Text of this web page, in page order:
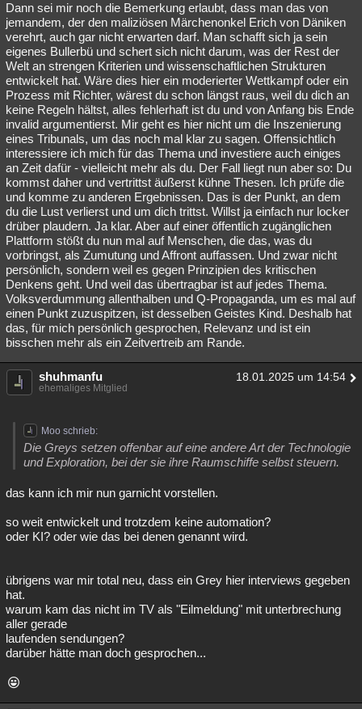
Dann sei mir noch die Bemerkung erlaubt, dass man das von
jemandem, der den maliziösen Märchenonkel Erich von Däniken
verehrt, auch gar nicht erwarten darf. Man schafft sich ja sein
eigenes Bullerbü und schert sich nicht darum, was der Rest der
Welt an strengen Kriterien und wissenschaftlichen Strukturen
entwickelt hat. Wäre dies hier ein moderierter Wettkampf oder ein
Prozess mit Richter, wärest du schon längst raus, weil du dich an
keine Regeln hältst, alles fehlerhaft ist du und von Anfang bis Ende
invalid argumentierst. Mir geht es hier nicht um die Inszenierung
eines Tribunals, um das noch mal klar zu sagen. Offensichtlich
interessiere ich mich für das Thema und investiere auch einiges
an Zeit dafür - vielleicht mehr als du. Der Fall liegt nun aber so: Du
kommst daher und vertrittst äußerst kühne Thesen. Ich prüfe die
und komme zu anderen Ergebnissen. Das is der Punkt, an dem
du die Lust verlierst und um dich trittst. Willst ja einfach nur locker
drüber plaudern. Ja klar. Aber auf einer öffentlich zugänglichen
Plattform stößt du nun mal auf Menschen, die das, was du
vorbringst, als Zumutung und Affront auffassen. Und zwar nicht
persönlich, sondern weil es gegen Prinzipien des kritischen
Denkens geht. Und weil das übertragbar ist auf jedes Thema.
Volksverdummung allenthalben und Q-Propaganda, um es mal auf
einen Punkt zuzuspitzen, ist desselben Geistes Kind. Deshalb hat
das, für mich persönlich gesprochen, Relevanz und ist ein
bisschen mehr als ein Zeitvertreib am Rande.
shuhmanfu 18.01.2025 um 14:54
ehemaliges Mitglied
Moo schrieb:
Die Greys setzen offenbar auf eine andere Art der Technologie
und Exploration, bei der sie ihre Raumschiffe selbst steuern.
das kann ich mir nun garnicht vorstellen.
so weit entwickelt und trotzdem keine automation?
oder KI? oder wie das bei denen genannt wird.
übrigens war mir total neu, dass ein Grey hier interviews gegeben
hat.
warum kam das nicht im TV als "Eilmeldung" mit unterbrechung
aller gerade
laufenden sendungen?
darüber hätte man doch gesprochen...